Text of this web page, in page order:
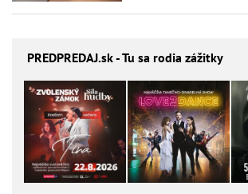
PREDPREDAJ.sk - Tu sa rodia zážitky